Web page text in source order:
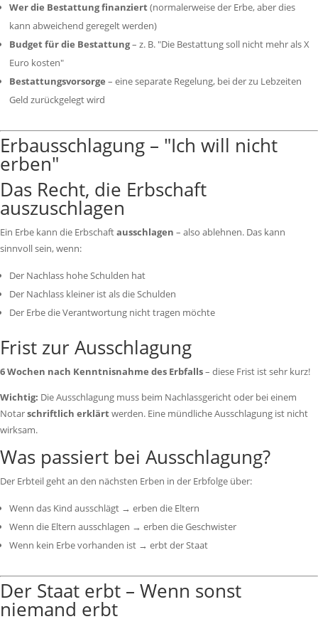
Wer die Bestattung finanziert(normalerweise der Erbe, aber dies
kann abweichend geregelt werden)
Budget für die Bestattung– z. B. "Die Bestattung soll nicht mehr als X
Euro kosten"
Bestattungsvorsorge – eine separate Regelung, bei der zu Lebzeiten
Geld zurückgelegt wird
Erbausschlagung – "Ich will nicht
erben"
Das Recht, die Erbschaft
auszuschlagen
Ein Erbe kann die Erbschaftausschlagen – also ablehnen. Das kann
sinnvoll sein, wenn:
Der Nachlass hohe Schulden hat
Der Nachlass kleiner ist als die Schulden
Der Erbe die Verantwortung nicht tragen möchte
Frist zur Ausschlagung
6 Wochen nach Kenntnisnahme des Erbfalls– diese Frist ist sehr kurz!
Wichtig: Die Ausschlagung muss beim Nachlassgericht oder bei einem
Notarschriftlich erklärtwerden. Eine mündliche Ausschlagung ist nicht
wirksam.
Was passiert bei Ausschlagung?
Der Erbteil geht an den nächsten Erben in der Erbfolge über:
Wenn das Kind ausschlägt → erben die Eltern
Wenn die Eltern ausschlagen → erben die Geschwister
Wenn kein Erbe vorhanden ist → erbt der Staat
Der Staat erbt – Wenn sonst
niemand erbt